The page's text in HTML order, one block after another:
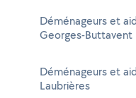
Déménageurs et
Georges-Buttavent
Déménageurs et
Laubrières